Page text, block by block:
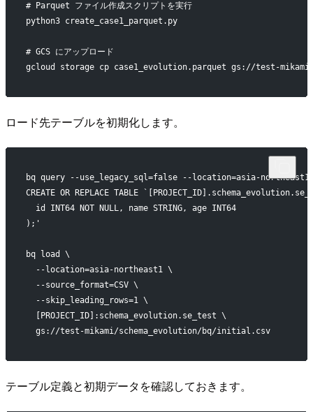
# Parquet ファイル作成スクリプトを実行
python3 create_case1_parquet.py
# GCS にアップロード
gcloud storage cp case1_evolution.parquet gs://test-mikami/
ロード先テーブルを初期化します。
bq query --use_legacy_sql=false --location=asia-
CREATE OR REPLACE TABLE
  id INT64 NOT NULL, name STRING, age INT64
);'
bq load \
  --location=asia-northeast1 \
  --source_format=CSV \
  --skip_leading_rows=1 \
  [PROJECT_ID]:schema_evolution.se_test \
  gs://test-mikami/schema_evolution/bq/initial.csv
テーブル定義と初期データを確認しておきます。